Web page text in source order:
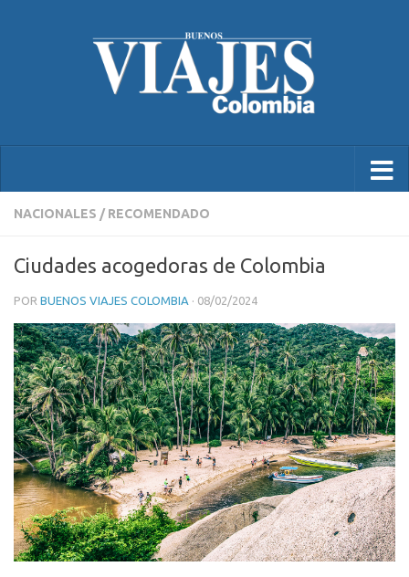
NACIONALES / RECOMENDADO
Ciudades acogedoras de Colombia
POR BUENOS VIAJES COLOMBIA · 08/02/2024